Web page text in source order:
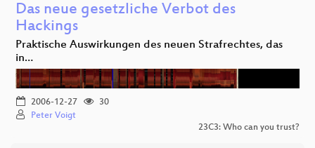
Das neue gesetzliche Verbot des
Hackings
Praktische Auswirkungen des neuen Strafrechtes, das
in…
2006-12-27
30
Peter Voigt
23C3: Who can you trust?